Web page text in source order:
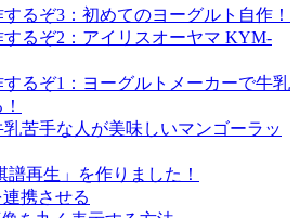
るぞ3：初めてのヨーグルト自作！
するぞ2：アイリスオーヤマ KYM-
るぞ1：ヨーグルトメーカーで牛乳
乳苦手な人が美味しいマンゴーラッ
譜再生」を作りました！
携させる